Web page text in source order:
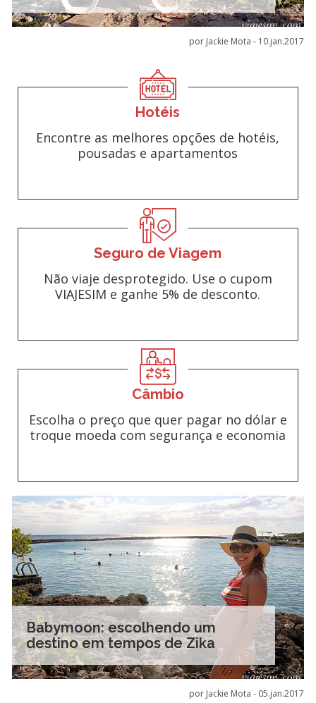
por Jackie Mota - 10.jan.2017
Hotéis
Encontre as melhores opções de hotéis,
pousadas e apartamentos
Seguro de Viagem
Não viaje desprotegido. Use o cupom
VIAJESIM e ganhe 5% de desconto.
Câmbio
Escolha o preço que quer pagar no dólar e
troque moeda com segurança e economia
Babymoon: escolhendo um
destino em tempos de Zika
por Jackie Mota - 05.jan.2017